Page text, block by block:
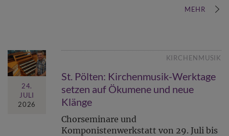
MEHR
24.
JULI
2026
KIRCHENMUSIK
St. Pölten: Kirchenmusik-Werktage
setzen auf Ökumene und neue
Klänge
Chorseminare und
Komponistenwerkstatt von 29. Juli bis